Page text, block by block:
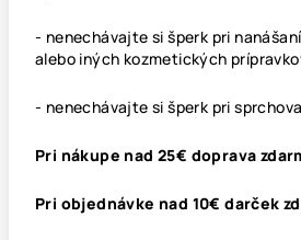
- nenechávajte si šperk pri
alebo iných kozmetických
- nenechávajte si šperk pri
Pri nákupe nad 25€ doprava
Pri objednávke nad 10€ darček